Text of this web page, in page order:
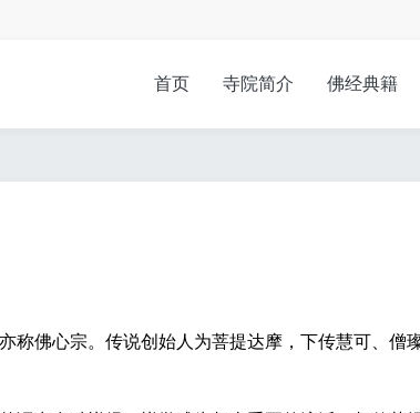
首页 寺院简介 佛经典籍
佛心宗。传说创始人为菩提达摩，下传慧可、僧